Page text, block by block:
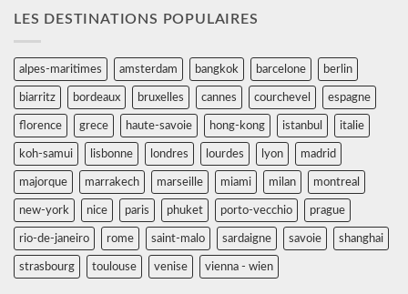
LES DESTINATIONS POPULAIRES
alpes-maritimes amsterdam bangkok barcelone berlin
biarritz bordeaux bruxelles cannes courchevel espagne
florence grece haute-savoie hong-kong istanbul italie
koh-samui lisbonne londres lourdes lyon madrid
majorque marrakech marseille miami milan montreal
new-york nice paris phuket porto-vecchio prague
rio-de-janeiro rome saint-malo sardaigne savoie shanghai
strasbourg toulouse venise vienna - wien